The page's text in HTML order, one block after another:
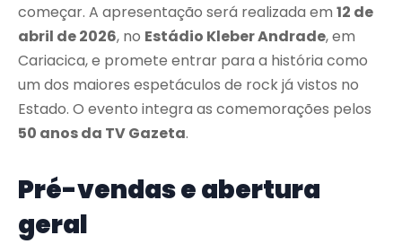
começar. A apresentação será realizada em 12 de
abril de 2026, no Estádio Kleber Andrade, em
Cariacica, e promete entrar para a história como
um dos maiores espetáculos de rock já vistos no
Estado. O evento integra as comemorações pelos
50 anos da TV Gazeta.
Pré-vendas e abertura
geral